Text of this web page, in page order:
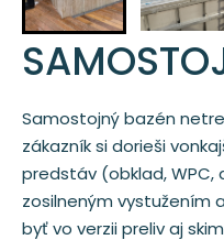
Samostojný bazén
zákazník si dorieši
predstáv (obklad, WPC,
zosilneným vystužením
byť vo verzii preliv aj